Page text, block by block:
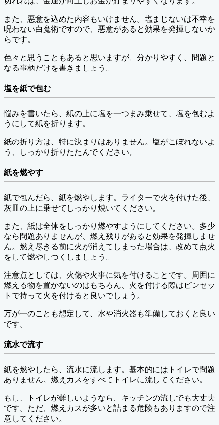
また、悪意を込めた内容もいけません。塩まじないは不幸を
呪わない白魔術ですので、悪意があると効果を発揮しないか
らです。
色々と思うこともあると思いますが、分かりやすく、問題と
なる事柄だけを書きましょう。
塩を紙で包む
悩みを書いたら、紙の上に塩を一つまみ乗せて、塩を包むよ
うにして紙を折ります。
紙の折り方は、特に決まりはありません。塩がこぼれないよ
う、しっかり折りたたんでください。
紙を燃やす
紙で包んだら、紙を燃やします。ライターで火を付けた後、
灰皿の上に乗せてしっかり焼いてください。
また、紙は全体をしっかり燃やすようにしてください。多少
なら問題ありませんが、燃え残りがあると効果を発揮しませ
ん。燃え尽きる前に火が消えてしまった場合は、改めて点火
をして燃やしつくしましょう。
注意点としては、火傷や火事に気を付けることです。周囲に
燃える物を置かないのはもちろん、火を付ける際はピンセッ
トで持って火を付けると良いでしょう。
万が一のことも想定して、水や消火器も準備しておくと良い
です。
流水で流す
紙を燃やしたら、流水に流します。基本的にはトイレで問題
ありません。燃えカスをすべてトイレに流してください。
もし、トイレが難しいようなら、キッチンの流しでも大丈夫
です。ただ、燃えカスが多いと詰まる危険もありますので注
意してください。